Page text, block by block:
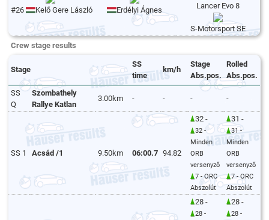
#26 Kelő Gere László LatyakErdélyi Ágnes
Lancer Evo 8
S-Motorsport SE
Crew stage results
Stage
SS
time
km/h
Stage
Abs.pos.
Rolled
Abs.pos.
SS
Q
Szombathely
Rallye Katlan
3.00km - - - -
SS 1 Acsád /1 9.50km 06:00.7 94.82
32 -
32 -
Minden
ORB
versenyző
7 - ORC
Abszolút
31 -
31 -
Minden
ORB
versenyző
7 - ORC
Abszolút
28 -
28 -
28 -
28 -